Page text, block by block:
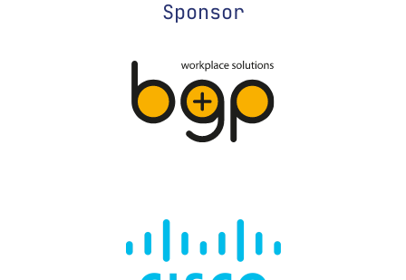
Sponsor